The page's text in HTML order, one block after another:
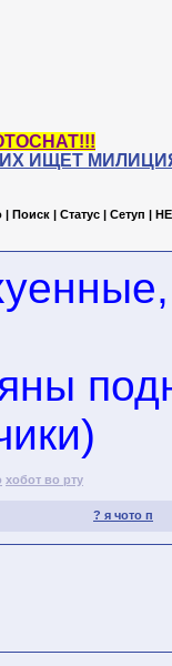
ИХ ИЩЕТ
| Поиск | Статус | Сетуп |
хобот во рту
? я чото п